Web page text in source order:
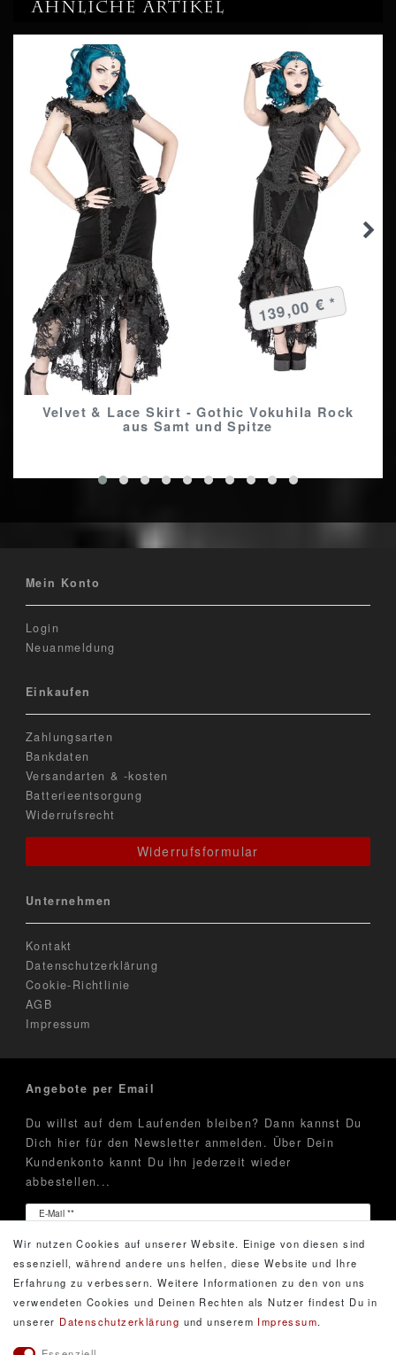
Ähnliche Artikel
Velvet & Lace Skirt - Gothic Vokuhila Rock
aus Samt und Spitze
139,00 € *
Mein Konto
Login
Neuanmeldung
Einkaufen
Zahlungsarten
Bankdaten
Versandarten & -kosten
Batterieentsorgung
Widerrufsrecht
Widerrufsformular
Unternehmen
Kontakt
Datenschutzerklärung
Cookie-Richtlinie
AGB
Impressum
Angebote per Email
Du willst auf dem Laufenden bleiben? Dann kannst Du
Dich hier für den Newsletter anmelden. Über Dein
Kundenkonto kannt Du ihn jederzeit wieder
abbestellen...
E-Mail **
Newsletter
Hiermit bestätige ich, dass ich die
Daten­schutz­erklärung
gelesen habe. Meine Einwilligung kann ich jederzeit
widerrufen.**
Wir nutzen Cookies auf unserer Website. Einige von diesen sind
essenziell, während andere uns helfen, diese Website und Ihre
Erfahrung zu verbessern. Weitere Informationen zu den von uns
verwendeten Cookies und Deinen Rechten als Nutzer findest Du in
unserer Daten­schutz­erklärung und unserem Impressum.